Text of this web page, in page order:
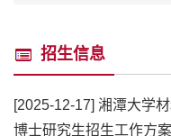
招生信息
[2025-12-17] 湘潭大学
博士研究生招生工作方案